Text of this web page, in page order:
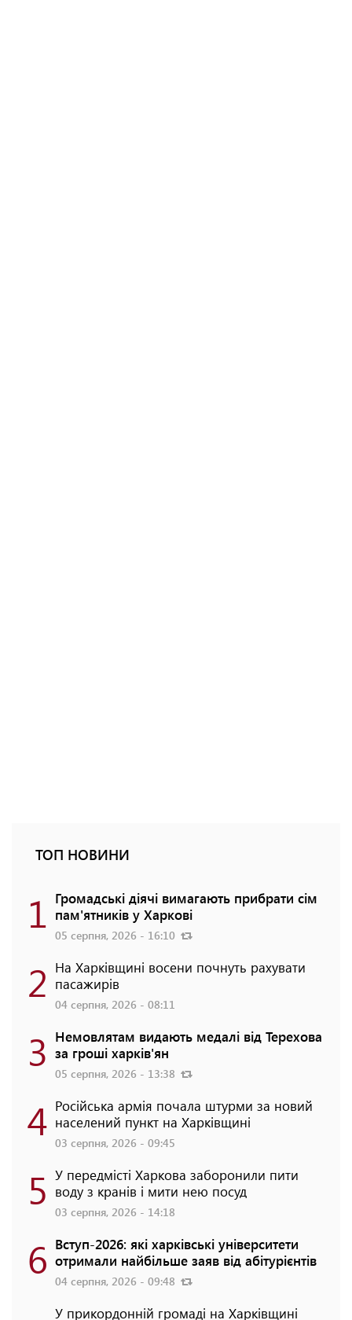
ТОП НОВИНИ
1 Громадські діячі вимагають прибрати сім
пам'ятників у Харкові
05 серпня, 2026 - 16:10
2 На Харківщині восени почнуть рахувати
пасажирів
04 серпня, 2026 - 08:11
3 Немовлятам видають медалі від Терехова
за гроші харків'ян
05 серпня, 2026 - 13:38
4 Російська армія почала штурми за новий
населений пункт на Харківщині
03 серпня, 2026 - 09:45
5 У передмісті Харкова заборонили пити
воду з кранів і мити нею посуд
03 серпня, 2026 - 14:18
6 Вступ-2026: які харківські університети
отримали найбільше заяв від абітурієнтів
04 серпня, 2026 - 09:48
У прикордонній громаді на Харківщині